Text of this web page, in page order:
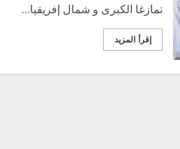
تمازغا الكبرى و شمال إفريقيا...
إقرأ المزيد